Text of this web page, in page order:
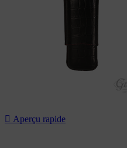
 Aperçu rapide